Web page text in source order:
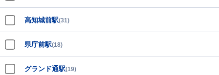
高知城前駅(31)
県庁前駅(18)
グランド通駅(19)